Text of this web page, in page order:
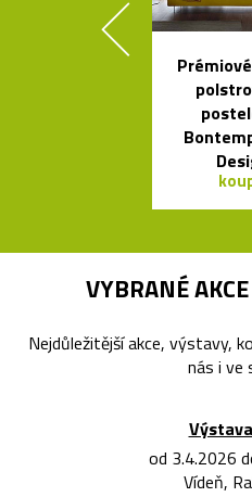
VYBRANÉ
Nejdůležitější akce, výstavy,
nás i ve
od 3.4.2026
Vídeň,